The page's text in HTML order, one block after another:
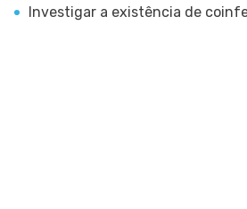
Investigar a existência de